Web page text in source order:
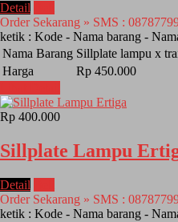
Detail
Order Sekarang » SMS :
ketik : Kode - Nama barang -
Nama Barang Sillplate lampu x
Harga
Rp 450.000
Rp 400.000
Sillplate Lampu
Detail
Order Sekarang » SMS :
ketik : Kode - Nama barang -